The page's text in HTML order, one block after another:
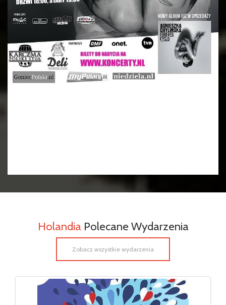
Holandia Polecane Wydarzenia
Zobacz wszystkie wydarzenia